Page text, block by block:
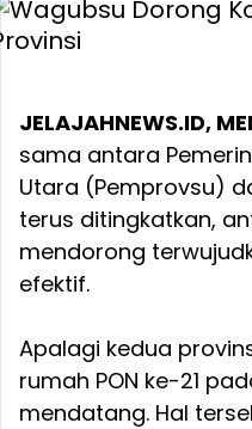
JELAJAHNEWS.ID,
sama antara
Utara (Pemprovsu)
terus ditingkatkan,
mendorong
efektif.
Apalagi kedua
rumah PON ke-21
mendatang. Hal